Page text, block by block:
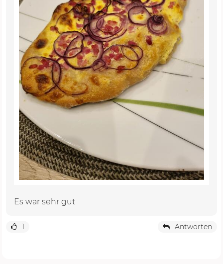
Es war sehr gut
1 Antworten